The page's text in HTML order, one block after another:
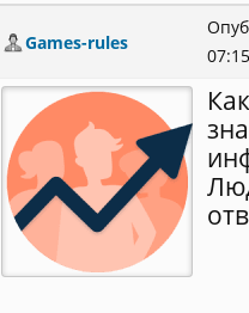
Games-rules
07:15